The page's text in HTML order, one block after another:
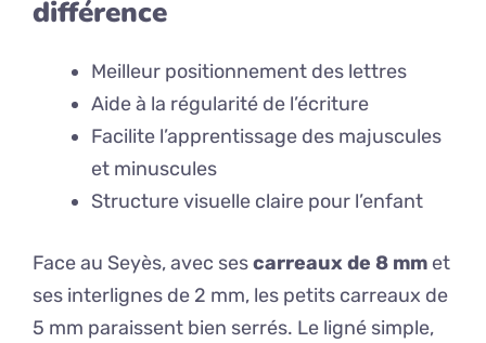
différence
Meilleur positionnement des lettres
Aide à la régularité de l’écriture
Facilite l’apprentissage des majuscules
et minuscules
Structure visuelle claire pour l’enfant
Face au Seyès, avec sescarreaux de 8 mm et
ses interlignes de 2 mm, les petits carreaux de
5 mm paraissent bien serrés. Le ligné simple,